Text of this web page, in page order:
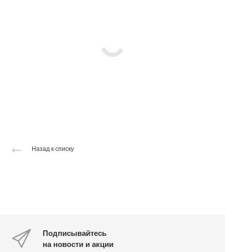
Назад к списку
Подписывайтесь
на новости и акции